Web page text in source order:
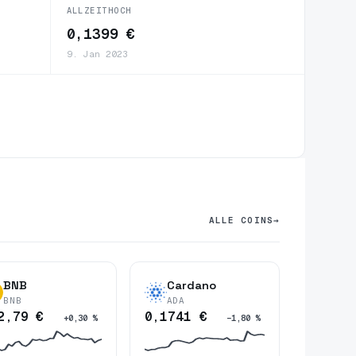
ALLZEITHOCH
0,1399 €
9. Jan 2023
ALLE COINS→
BNB
BNB
€ +0,30 %
Cardano
ADA
0,1741 € −1,80 %